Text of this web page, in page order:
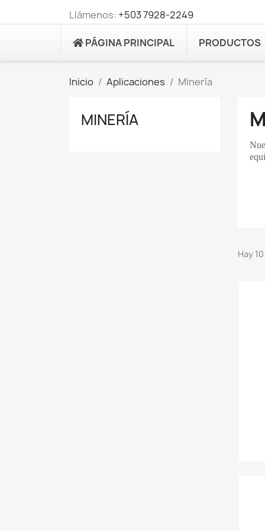
Llámenos: +503 7928-2249
PÁGINA PRINCIPAL PRODUCTOS
Inicio Aplicaciones Minería
MINERÍA
Hay